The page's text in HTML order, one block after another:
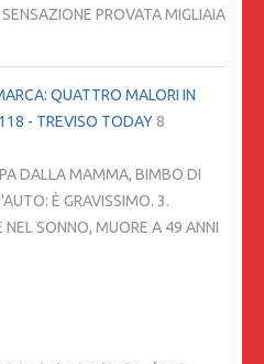
PROVATA MIGLIAIA
QUATTRO MALORI IN
- TREVISO TODAY8
DALLA MAMMA, BIMBO DI
È GRAVISSIMO. 3.
NEL SONNO, MUORE A 49 ANNI